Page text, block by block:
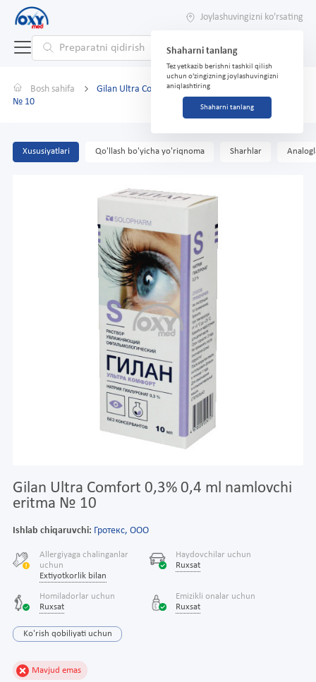
Joylashuvingizni ko'rsating
Shaharni tanlang
Tez yetkazib berishni tashkil qilish
uchun o'zingizning joylashuvingizni
aniqlashtiring
Shaharni tanlang
Bosh sahifa
Gilan Ultra Comfort 0,3% 0,4 ml namlovchi eritma
№ 10
Xususiyatlari Qo'llash bo'yicha yo'riqnoma Sharhlar
Gilan Ultra Comfort 0,3% 0,4 ml namlovchi
eritma № 10
Ishlab chiqaruvchi: Гротекс, ООО
Allergiyaga chalinganlar
uchun
Extiyotkorlik bilan
Haydovchilar uchun
Ruxsat
Homiladorlar uchun
Ruxsat
Emizikli onalar uchun
Ruxsat
Ko'rish qobiliyati uchun
Mavjud emas